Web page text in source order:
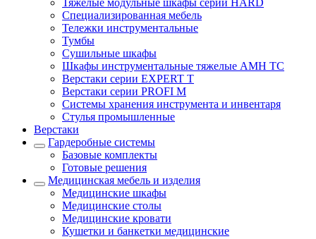
Cпециализированная мебель
Тележки инструментальные
Тумбы
Cушильные шкафы
Шкафы инструментальные тяжелые AMH TC
Верстаки серии EXPERT T
Верстаки серии PROFI M
Системы хранения инструмента и инвентаря
Стулья промышленные
Верстаки
Гардеробные системы
Базовые комплекты
Готовые решения
Медицинская мебель и изделия
Медицинские шкафы
Медицинские столы
Медицинские кровати
Кушетки и банкетки медицинские